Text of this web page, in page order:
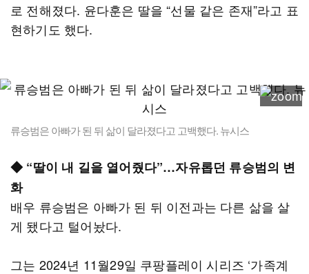
로 전해졌다. 윤다훈은 딸을 “선물 같은 존재”라고 표
현하기도 했다.
류승범은 아빠가 된 뒤 삶이 달라졌다고 고백했다. 뉴시스
◆ “딸이 내 길을 열어줬다”…자유롭던 류승범의 변
화
배우 류승범은 아빠가 된 뒤 이전과는 다른 삶을 살
게 됐다고 털어놨다.
그는 2024년 11월29일 쿠팡플레이 시리즈 ‘가족계